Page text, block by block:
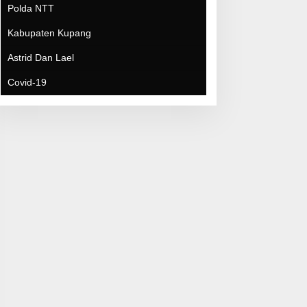
Polda NTT
Kabupaten Kupang
Astrid Dan Lael
Covid-19